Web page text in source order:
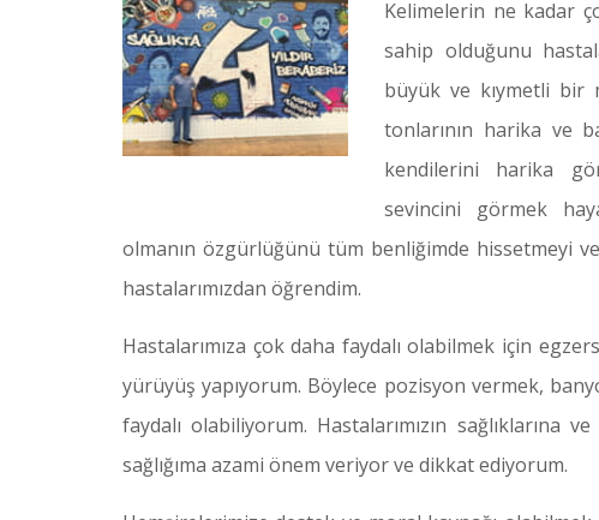
Kelimelerin ne kadar
sahip olduğunu
büyük ve kıymetli bir
tonlarının harika ve
kendilerini harika
sevincini görmek
olmanın özgürlüğünü tüm benliğimde hissetmeyi
hastalarımızdan öğrendim.
Hastalarımıza çok daha faydalı olabilmek için
yürüyüş yapıyorum. Böylece pozisyon vermek,
faydalı olabiliyorum. Hastalarımızın sağlıklarına
sağlığıma azami önem veriyor ve dikkat ediyorum.